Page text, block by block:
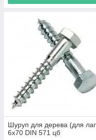
Шуруп для дерева (для
6х70 DIN 571 цб